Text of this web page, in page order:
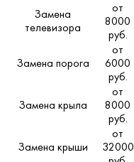
Замена
телевизора
от
8000
руб.
Замена порога
от
6000
руб.
Замена крыла
от
8000
руб.
Замена крыши
от
32000